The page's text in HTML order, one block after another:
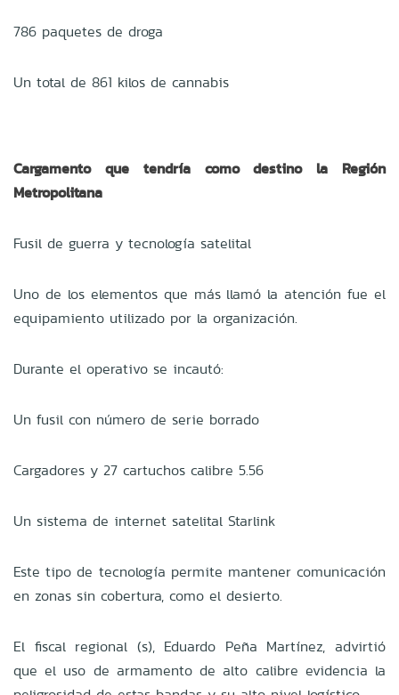
786 paquetes de droga
Un total de 861 kilos de cannabis
Cargamento que tendría como destino la Región
Metropolitana
Fusil de guerra y tecnología satelital
Uno de los elementos que más llamó la atención fue el
equipamiento utilizado por la organización.
Durante el operativo se incautó:
Un fusil con número de serie borrado
Cargadores y 27 cartuchos calibre 5.56
Un sistema de internet satelital Starlink
Este tipo de tecnología permite mantener comunicación
en zonas sin cobertura, como el desierto.
El fiscal regional (s), Eduardo Peña Martínez, advirtió
que el uso de armamento de alto calibre evidencia la